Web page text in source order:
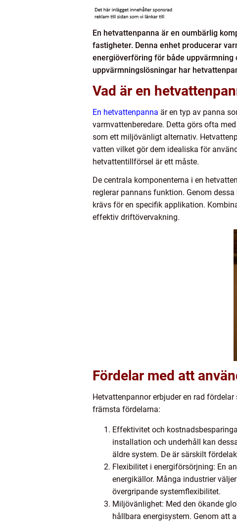
En hetvattenpanna är en oumbärlig
fastigheter. Denna enhet producerar
energiöverföring för både
uppvärmningslösningar har
Vad är en
En hetvattenpanna är en typ av panna
varmvattenberedare. Detta görs ofta
som ett miljövänligt alternativ.
vatten vilket gör dem idealiska för
hetvattentillförsel är ett måste.
De centrala komponenterna i en
reglerar pannans funktion. Genom
krävs för en specifik applikation.
effektiv driftövervakning.
Fördelar med att
Hetvattenpannor erbjuder en rad
främsta fördelarna:
Effektivitet och
installation och underhåll kan
äldre system. De är särskilt
Flexibilitet i energiförsörjning: En
energikällor. Många industrier
övergripande systemflexibilitet.
Miljövänlighet: Med den ökande
hållbara energisystem. Genom att